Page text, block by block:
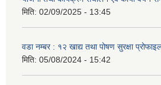
मिति: 02/09/2025 - 13:45
वडा नम्बर : १२ खाद्य तथा पोषण सुरक्षा
मिति: 05/08/2024 - 15:42